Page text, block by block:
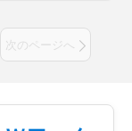
次のページへ